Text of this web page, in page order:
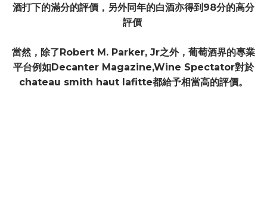
酒打下的滿分的評價，另外同年的白酒亦得到98分的高分
評價
當然，除了Robert M. Parker, Jr之外，葡萄酒界的專業
平台例如Decanter Magazine,Wine Spectator對於
chateau smith haut lafitte都給予相當高的評價。